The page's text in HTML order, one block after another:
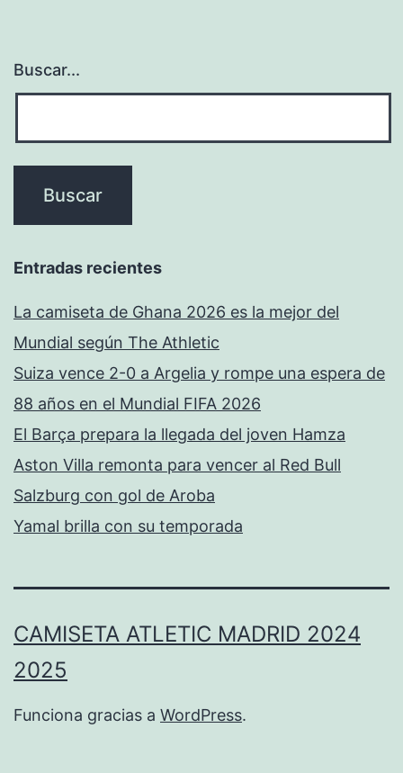
Buscar...
Entradas recientes
La camiseta de Ghana 2026 es la mejor del
Mundial según The Athletic
Suiza vence 2-0 a Argelia y rompe una espera de
88 años en el Mundial FIFA 2026
El Barça prepara la llegada del joven Hamza
Aston Villa remonta para vencer al Red Bull
Salzburg con gol de Aroba
Yamal brilla con su temporada
CAMISETA ATLETIC MADRID 2024
2025
Funciona gracias a WordPress.